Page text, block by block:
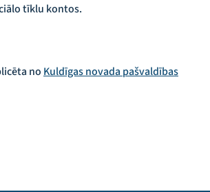
tīklu kontos.
noKuldīgas novada pašvaldības